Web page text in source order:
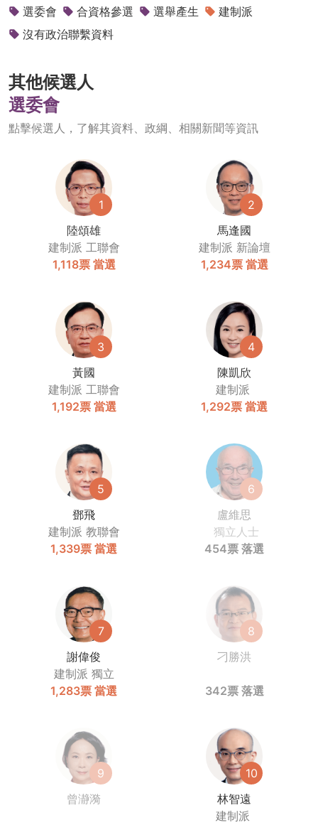
選委會 合資格參選 選舉產生
建制派
沒有政治聯繫資料
其他候選人
選委會
點擊候選人，了解其資料、政綱、相關新聞等資訊
1
陸頌雄
建制派 工聯會
1,118票 當選
2
馬逢國
建制派 新論壇
1,234票 當選
3
黃國
建制派 工聯會
1,192票 當選
4
陳凱欣
建制派
1,292票 當選
5
鄧飛
建制派 教聯會
1,339票 當選
6
盧維思
獨立人士
454票 落選
7
謝偉俊
建制派 獨立
1,283票 當選
8
刁勝洪
342票 落選
9
曾瀞漪
10
林智遠
建制派